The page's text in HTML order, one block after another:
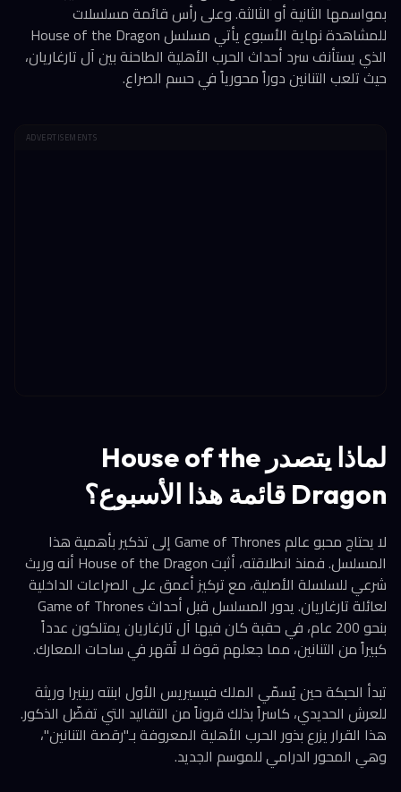
بمواسمها الثانية أو الثالثة. وعلى رأس قائمة مسلسلات
للمشاهدة نهاية الأسبوع يأتي مسلسل House of the Dragon
الذي يستأنف سرد أحداث الحرب الأهلية الطاحنة بين آل تارغاريان،
حيث تلعب التنانين دوراً محورياً في حسم الصراع.
ADVERTISEMENTS
لماذا يتصدر House of the
Dragon قائمة هذا الأسبوع؟
لا يحتاج محبو عالم Game of Thrones إلى تذكير بأهمية هذا
المسلسل. فمنذ انطلاقته، أثبت House of the Dragon أنه وريث
شرعي للسلسلة الأصلية، مع تركيز أعمق على الصراعات الداخلية
لعائلة تارغاريان. يدور المسلسل قبل أحداث Game of Thrones
بنحو 200 عام، في حقبة كان فيها آل تارغاريان يمتلكون عدداً
كبيراً من التنانين، مما جعلهم قوة لا تُقهر في ساحات المعارك.
تبدأ الحبكة حين يُسمّي الملك فيسيريس الأول ابنته رينيرا وريثة
للعرش الحديدي، كاسراً بذلك قروناً من التقاليد التي تفضّل الذكور.
هذا القرار يزرع بذور الحرب الأهلية المعروفة بـ"رقصة التنانين"،
وهي المحور الدرامي للموسم الجديد.